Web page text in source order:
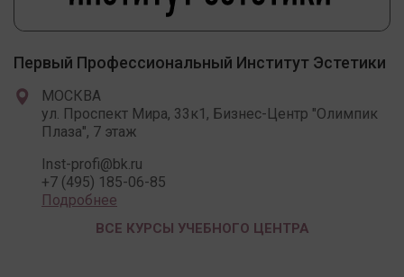
Первый Профессиональный Институт Эстетики
МОСКВА
ул. Проспект Мира, 33к1, Бизнес-Центр "Олимпик
Плаза", 7 этаж
Inst-profi@bk.ru
+7 (495) 185-06-85
Подробнее
ВСЕ КУРСЫ УЧЕБНОГО ЦЕНТРА